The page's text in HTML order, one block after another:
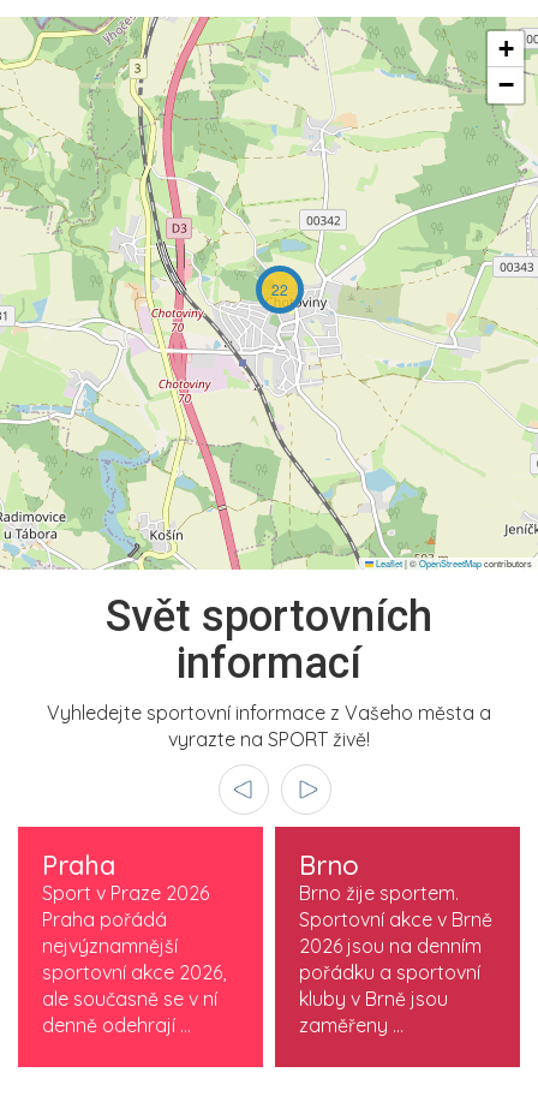
22
+
−
Leaflet|©OpenStreetMapcontributors
Svět sportovních
informací
Vyhledejte sportovní informace z Vašeho města a
vyrazte na SPORT živě!
Praha
Sport v Praze 2026
Praha pořádá
nejvýznamnější
sportovní akce 2026,
ale současně se v ní
denně odehrají ...
Brno
Brno žije sportem.
Sportovní akce v Brně
2026 jsou na denním
pořádku a sportovní
kluby v Brně jsou
zaměřeny ...